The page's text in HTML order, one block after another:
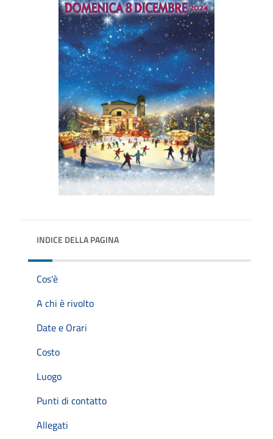
INDICE DELLA PAGINA
Cos'è
A chi è rivolto
Date e Orari
Costo
Luogo
Punti di contatto
Allegati